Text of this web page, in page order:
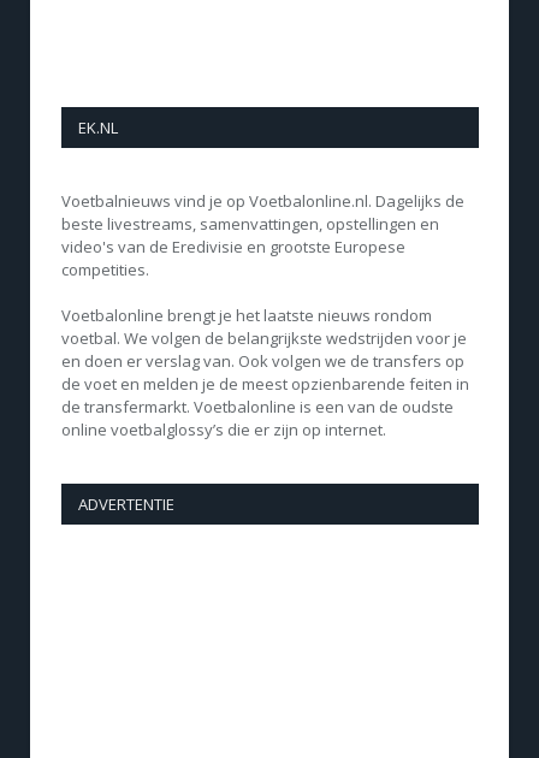
EK.NL
Voetbalnieuws vind je op Voetbalonline.nl. Dagelijks de
beste livestreams, samenvattingen, opstellingen en
video's van de Eredivisie en grootste Europese
competities.
Voetbalonline brengt je het laatste nieuws rondom
voetbal. We volgen de belangrijkste wedstrijden voor je
en doen er verslag van. Ook volgen we de transfers op
de voet en melden je de meest opzienbarende feiten in
de transfermarkt. Voetbalonline is een van de oudste
online voetbalglossy’s die er zijn op internet.
ADVERTENTIE